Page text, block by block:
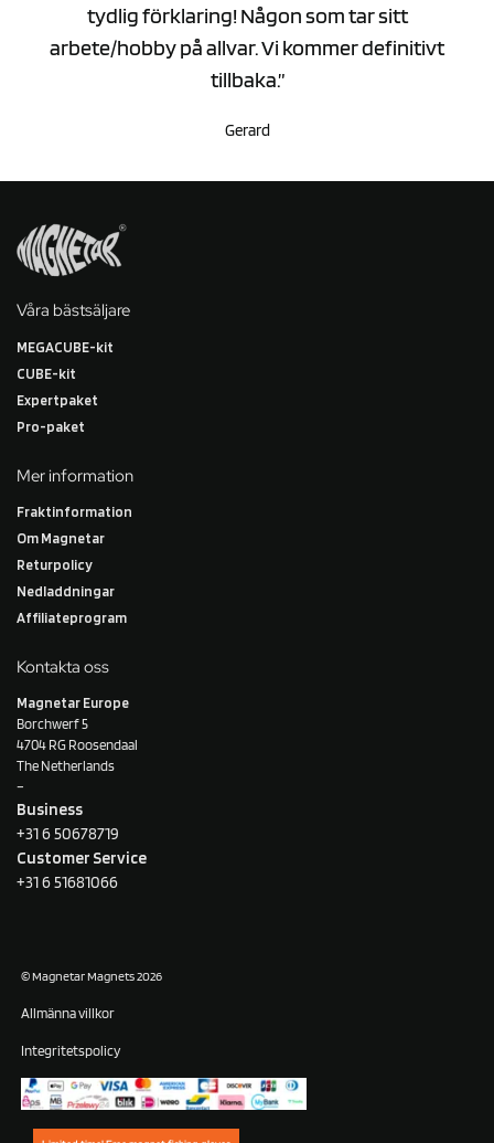
tydlig förklaring! Någon som tar sitt
arbete/hobby på allvar. Vi kommer definitivt
tillbaka.”
Gerard
Våra bästsäljare
MEGACUBE-kit
CUBE-kit
Expertpaket
Pro-paket
Mer information
Fraktinformation
Om Magnetar
Returpolicy
Nedladdningar
Affiliateprogram
Kontakta oss
Magnetar Europe
Borchwerf 5
4704 RG Roosendaal
The Netherlands
–
Business
+31 6 50678719
Customer Service
+31 6 51681066
© Magnetar Magnets 2026
Allmänna villkor
Integritetspolicy